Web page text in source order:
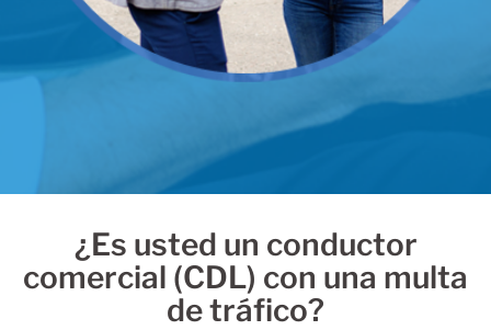
¿Es usted un conductor
comercial (CDL) con una multa
de tráfico?